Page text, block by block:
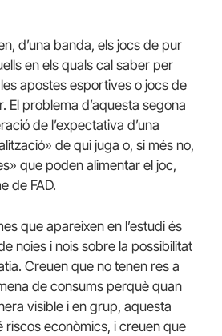
d’una banda, els jocs de pur
en els quals cal saber per
apostes esportives o jocs de
El problema d’aquesta segona
de l’expectativa d’una
de qui juga o, si més no,
que poden alimentar el joc,
de FAD.
que apareixen en l’estudi és
noies i nois sobre la possibilitat
Creuen que no tenen res a
de consums perquè quan
visible i en grup, aquesta
riscos econòmics, i creuen que